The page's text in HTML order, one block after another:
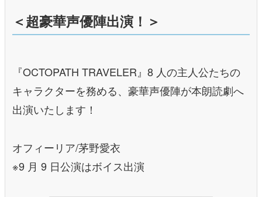
＜超豪華声優陣出演！＞
『OCTOPATH TRAVELER』8 人の主人公たちの
キャラクターを務める、豪華声優陣が本朗読劇へ
出演いたします！
オフィーリア/茅野愛衣
※9 月 9 日公演はボイス出演